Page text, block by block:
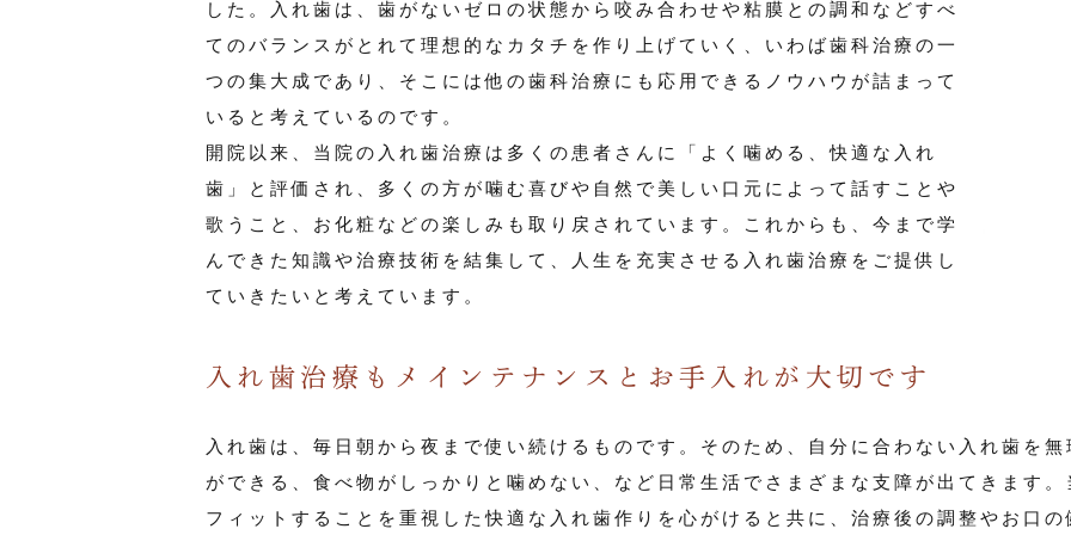
した。入れ歯は、歯がないゼロの状態から咬み合わせや粘膜との調和などすべ
てのバランスがとれて理想的なカタチを作り上げていく、いわば歯科治療の一
つの集大成であり、そこには他の歯科治療にも応用できるノウハウが詰まって
いると考えているのです。
開院以来、当院の入れ歯治療は多くの患者さんに「よく噛める、快適な入れ
歯」と評価され、多くの方が噛む喜びや自然で美しい口元によって話すことや
歌うこと、お化粧などの楽しみも取り戻されています。これからも、今まで学
んできた知識や治療技術を結集して、人生を充実させる入れ歯治療をご提供し
ていきたいと考えています。
入れ歯治療もメインテナンスとお手入れが大切です
入れ歯は、毎日朝から夜まで使い続けるものです。そのため、自分に合わない入れ歯を
ができる、食べ物がしっかりと噛めない、など日常生活でさまざまな支障が出てきます
フィットすることを重視した快適な入れ歯作りを心がけると共に、治療後の調整やお口